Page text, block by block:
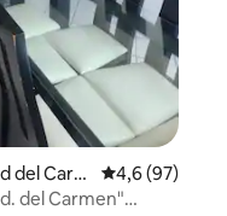
del Carm
4,6 de uma
4,6 (97)
del Carmen"